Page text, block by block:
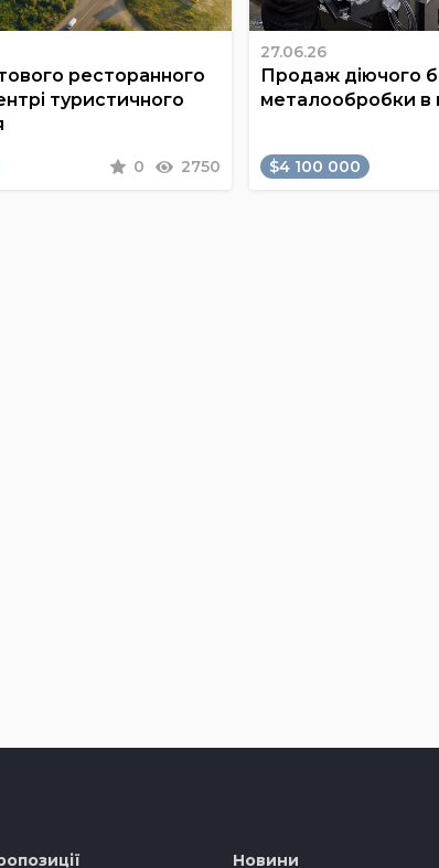
ресторанного
туристичного
0 2750
27.06.26
Продаж діючого
металообробки в
$4 100 000
Новини